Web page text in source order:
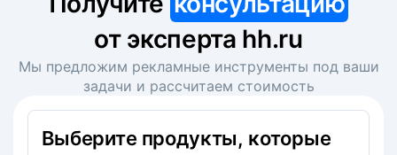
от эксперта hh.ru
Мы предложим рекламные инструменты под ваши
задачи и рассчитаем стоимость
Выберите продукты, которые